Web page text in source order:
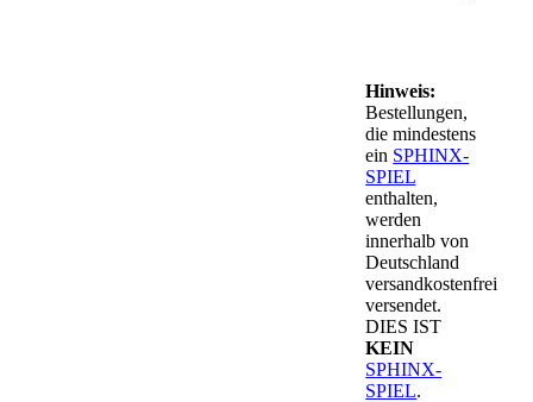
Hinweis:
Bestellungen,
die mindestens
ein SPHINX-
SPIEL
enthalten,
werden
innerhalb von
Deutschland
versandkostenfrei
versendet.
DIES IST
KEIN
SPHINX-
SPIEL.